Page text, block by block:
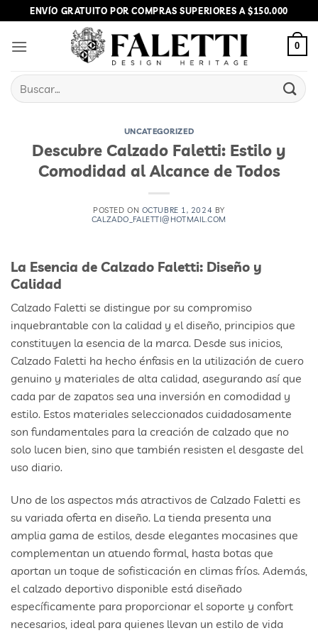
to
content
ENVÍO GRATUITO POR COMPRAS SUPERIORES A $150.000
0
Buscar
por:
UNCATEGORIZED
Descubre Calzado Faletti: Estilo y
Comodidad al Alcance de Todos
POSTED ON OCTUBRE 1, 2024 BY
CALZADO_FALETTI@HOTMAIL.COM
La Esencia de Calzado Faletti: Diseño y
Calidad
Calzado Faletti se distingue por su compromiso
inquebrantable con la calidad y el diseño, principios que
constituyen la esencia de la marca. Desde sus inicios,
Calzado Faletti ha hecho énfasis en la utilización de cuero
genuino y materiales de alta calidad, asegurando así que
cada par de zapatos sea una inversión en comodidad y
estilo. Estos materiales seleccionados cuidadosamente
son fundamentales para la creación de calzado que no
solo lucen bien, sino que también resisten el desgaste del
uso diario.
Uno de los aspectos más atractivos de Calzado Faletti es
su variada oferta en diseño. La tienda presenta una
amplia gama de estilos, desde elegantes mocasines que
complementan un atuendo formal, hasta botas que
aportan un toque de sofisticación en climas fríos. Además,
el calzado deportivo disponible está diseñado
específicamente para proporcionar el soporte y confort
necesarios, ideal para quienes llevan un estilo de vida